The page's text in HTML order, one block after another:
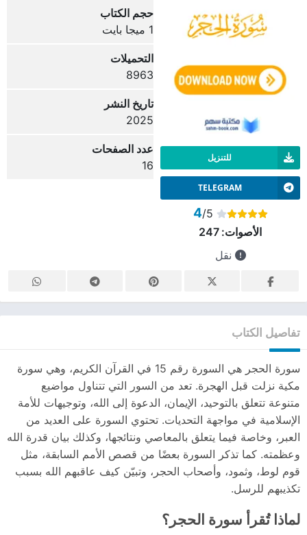
للتنزيل
TELEGRAM
4/5
الأصوات:247
نقل
حجم الكتاب
1 ميجا بايت
التحميلات
8963
تاريخ النشر
2025
عدد الصفحات
16
تفاصيل الكتاب
سورة الحجر هي السورة رقم 15 في القرآن الكريم، وهي سورة
مكية نزلت قبل الهجرة. تعد من السور التي تتناول مواضيع
متنوعة تتعلق بالتوحيد، الإيمان، الدعوة إلى الله، وتوجيهات للأمة
الإسلامية في مواجهة التحديات. تحتوي السورة على العديد من
العبر، وخاصة فيما يتعلق بالمعاصي ونتائجها، وكذلك بيان قدرة الله
وعظمته. كما تذكر السورة بعضًا من قصص الأمم السابقة، مثل
قوم لوط، وثمود، وأصحاب الحجر، وتبيّن كيف عاقبهم الله بسبب
تكذيبهم للرسل.
لماذا تُقرأ سورة الحجر؟